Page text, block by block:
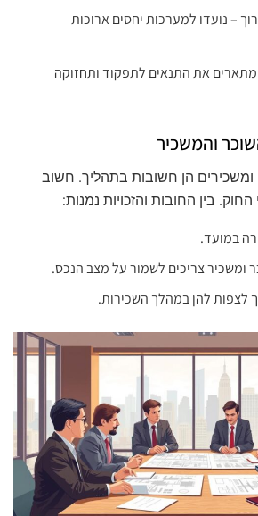
– נועדו למערכות יחסים ארוכות
מתארים את התנאים לתפקוד ותחזוקה
והמשכיר
ומשכירים הן חשובות בתהליך. חשוב
בין החובות והזכויות נמנות:
במועד.
ומשכיר צריכים לשמור על מצב הנכס.
לצפות להן במהלך השכירות.